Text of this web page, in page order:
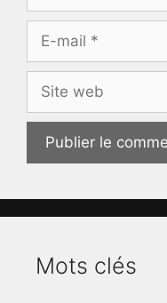
mail
web
Mots clés